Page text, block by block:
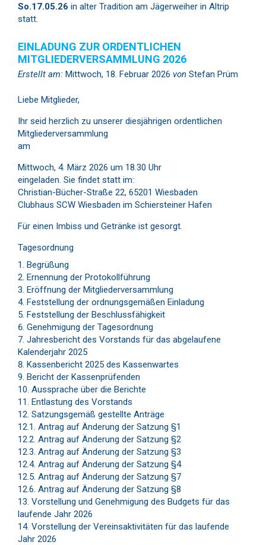
So.17.05.26 in alter Tradition am Jägerweiher in Altrip
statt.
EINLADUNG ZUR ORDENTLICHEN
MITGLIEDERVERSAMMLUNG 2026
Erstellt am: Mittwoch, 18. Februar 2026 von Stefan Prüm
Liebe Mitglieder,
Ihr seid herzlich zu unserer diesjährigen ordentlichen
Mitgliederversammlung
am
Mittwoch, 4. März 2026 um 18.30 Uhr
eingeladen. Sie findet statt im:
Christian-Bücher-Straße 22, 65201 Wiesbaden
Clubhaus SCW Wiesbaden im Schiersteiner Hafen
Für einen Imbiss und Getränke ist gesorgt.
Tagesordnung
Begrüßung
Ernennung der Protokollführung
Eröffnung der Mitgliederversammlung
Feststellung der ordnungsgemäßen Einladung
Feststellung der Beschlussfähigkeit
Genehmigung der Tagesordnung
Jahresbericht des Vorstands für das abgelaufene
Kalenderjahr 2025
Kassenbericht 2025 des Kassenwartes
Bericht der Kassenprüfenden
Aussprache über die Berichte
Entlastung des Vorstands
Satzungsgemäß gestellte Anträge
12.1. Antrag auf Änderung der Satzung §1
12.2. Antrag auf Änderung der Satzung §2
12.3. Antrag auf Änderung der Satzung §3
12.4. Antrag auf Änderung der Satzung §4
12.5. Antrag auf Änderung der Satzung §7
12.6. Antrag auf Änderung der Satzung §8
Vorstellung und Genehmigung des Budgets für das
laufende Jahr 2026
Vorstellung der Vereinsaktivitäten für das laufende
Jahr 2026